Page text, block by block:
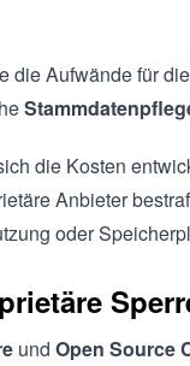
die Aufwände für die
die Kosten
Anbieter
oder
und Open Source